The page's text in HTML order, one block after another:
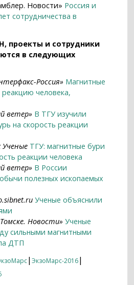
Новости» Россия и
сотрудничества в
проекты и сотрудники
в следующих
Россия» Магнитные
человека,
ветер» В ТГУ изучили
на скорость реакции
Ученые ТГУ: магнитные бури
реакции человека
ветер» В России
полезных ископаемых
Ученые объяснили
Новости» Ученые
сильными магнитными
ДТП
|ЭкзоМарс-2016|